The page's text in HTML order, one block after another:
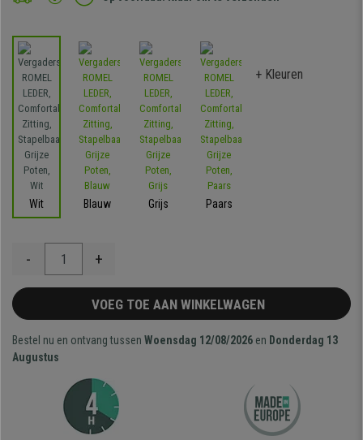
Wit Blauw Grijs Paars
+ Kleuren
- +
VOEG TOE AAN WINKELWAGEN
Bestel nu en ontvang tussen Woensdag 12/08/2026 en Donderdag 13
Augustus